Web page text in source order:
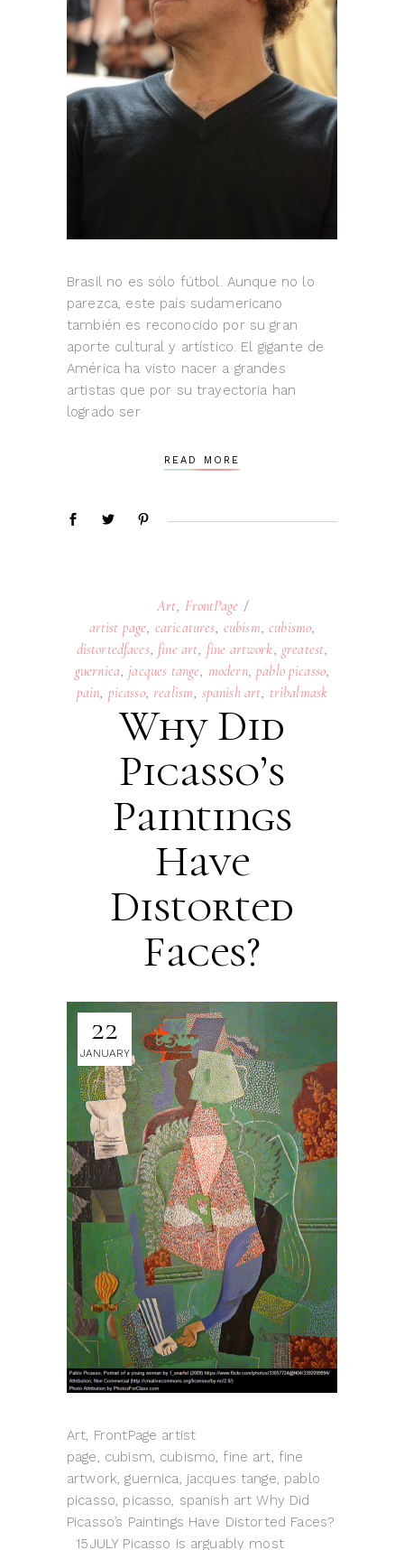
Brasil no es sólo fútbol. Aunque no lo
parezca, este país sudamericano
también es reconocido por su gran
aporte cultural y artístico. El gigante de
América ha visto nacer a grandes
artistas que por su trayectoria han
logrado ser
READ MORE
Art, FrontPage
artist page, caricatures, cubism,cubismo,
distortedfaces, fine art, fine artwork, greatest,
guernica, jacques tange, modern,pablo picasso,
pain, picasso, realism, spanish art, tribalmask
Why Did
Picasso’s
Paintings
Have
Distorted
Faces?
22
JANUARY
Art, FrontPage artist
page, cubism, cubismo, fine art, fine
artwork, guernica, jacques tange, pablo
picasso, picasso, spanish art Why Did
Picasso’s Paintings Have Distorted Faces?
15JULY Picasso is arguably most